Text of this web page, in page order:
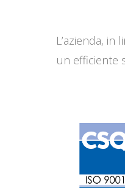
L’azienda,
un efficiente